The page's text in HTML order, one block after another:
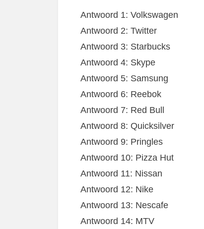
Antwoord 1: Volkswagen
Antwoord 2: Twitter
Antwoord 3: Starbucks
Antwoord 4: Skype
Antwoord 5: Samsung
Antwoord 6: Reebok
Antwoord 7: Red Bull
Antwoord 8: Quicksilver
Antwoord 9: Pringles
Antwoord 10: Pizza Hut
Antwoord 11: Nissan
Antwoord 12: Nike
Antwoord 13: Nescafe
Antwoord 14: MTV